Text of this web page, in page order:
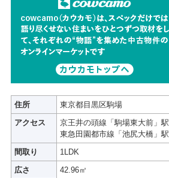
住所
東京都目黒区駒場
アクセス
京王井の頭線「駒場東大前」駅
東急田園都市線「池尻大橋」駅
間取り
1LDK
広さ
42.96㎡